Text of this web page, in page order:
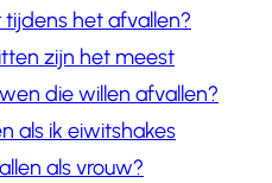
het afvallen?
zijn het meest
die willen afvallen?
als ik eiwitshakes
als vrouw?